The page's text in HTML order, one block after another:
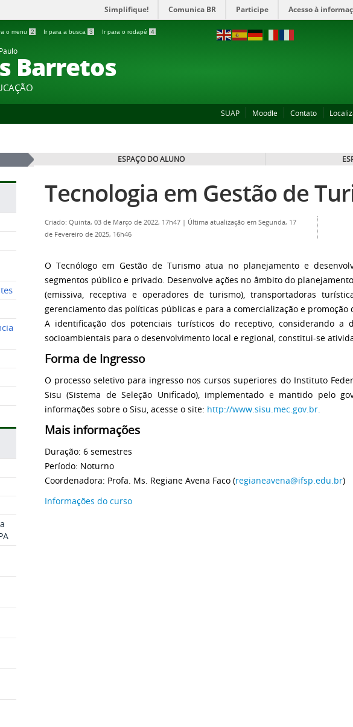
Simplifique! Comunica BR Participe Acesso à
o menu 2 Ir para a busca 3 Ir para o rodapé 4
Barretos
SUAP Moodle Contato
ESPAÇO DO ALUNO
Tecnologia em Gestão de
Criado: Quinta, 03 de Março de 2022, 17h47 | Última atualização em Segunda, 17
de Fevereiro de 2025, 16h46
O Tecnólogo em Gestão de Turismo atua no planejamento e
segmentos público e privado. Desenvolve ações no âmbito do
(emissiva, receptiva e operadores de turismo), transportadoras
gerenciamento das políticas públicas e para a comercialização e promoção
A identificação dos potenciais turísticos do receptivo, considerando a
socioambientais para o desenvolvimento local e regional, constitui-se
Forma de Ingresso
O processo seletivo para ingresso nos cursos superiores do Instituto
Sisu (Sistema de Seleção Unificado), implementado e mantido pelo
informações sobre o Sisu, acesse o site: http://www.sisu.mec.gov.br.
Mais informações
Duração: 6 semestres
Período: Noturno
Coordenadora: Profa. Ms. Regiane Avena Faco (regianeavena@ifsp.edu.br)
Informações do curso